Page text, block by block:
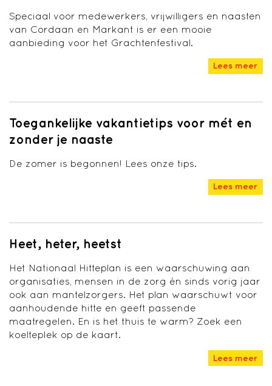
Speciaal voor medewerkers, vrijwilligers en naasten
van Cordaan en Markant is er een mooie
aanbieding voor het Grachtenfestival.
Lees meer
Toegankelijke vakantietips voor mét en
zonder je naaste
De zomer is begonnen! Lees onze tips.
Lees meer
Heet, heter, heetst
Het Nationaal Hitteplan is een waarschuwing aan
organisaties, mensen in de zorg én sinds vorig jaar
ook aan mantelzorgers. Het plan waarschuwt voor
aanhoudende hitte en geeft passende
maatregelen. En is het thuis te warm? Zoek een
koelteplek op de kaart.
Lees meer